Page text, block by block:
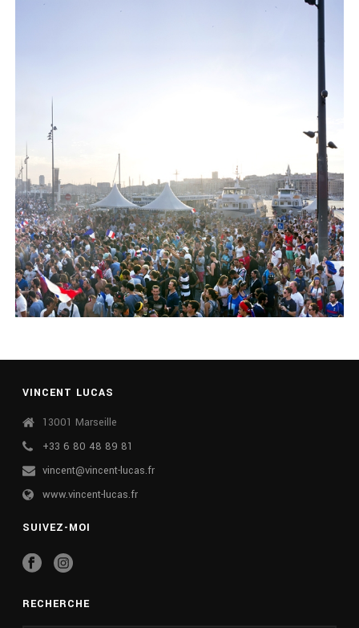
VINCENT LUCAS
13001 Marseille
+33 6 80 48 89 81
vincent@vincent-lucas.fr
www.vincent-lucas.fr
SUIVEZ-MOI
RECHERCHE